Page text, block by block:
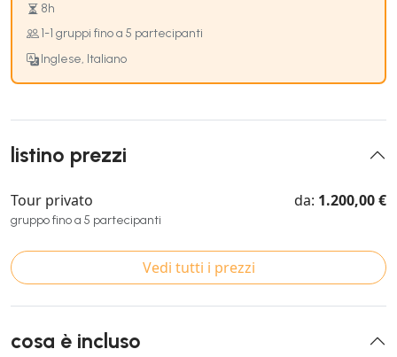
8h
1-1 gruppi fino a 5 partecipanti
Inglese, Italiano
listino prezzi
Tour privato
gruppo fino a 5 partecipanti
da: 1.200,00 €
Vedi tutti i prezzi
cosa è incluso